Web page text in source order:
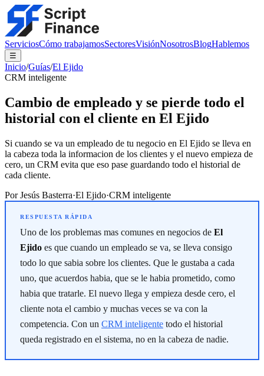
ServiciosCómo trabajamosSectoresVisiónNosotrosBlogHablemos
☰
Inicio/Guías/El Ejido
CRM inteligente
Cambio de empleado y se pierde todo el
historial con el cliente en El Ejido
Si cuando se va un empleado de tu negocio en El Ejido se lleva en
la cabeza toda la informacion de los clientes y el nuevo empieza de
cero, un CRM evita que eso pase guardando todo el historial de
cada cliente.
PorJesús Basterra·El Ejido·CRM inteligente
Uno de los problemas mas comunes en negocios de El
Ejido es que cuando un empleado se va, se lleva consigo
todo lo que sabia sobre los clientes. Que le gustaba a cada
uno, que acuerdos habia, que se le habia prometido, como
habia que tratarle. El nuevo llega y empieza desde cero, el
cliente nota el cambio y muchas veces se va con la
competencia. Con un CRM inteligente todo el historial
queda registrado en el sistema, no en la cabeza de nadie.